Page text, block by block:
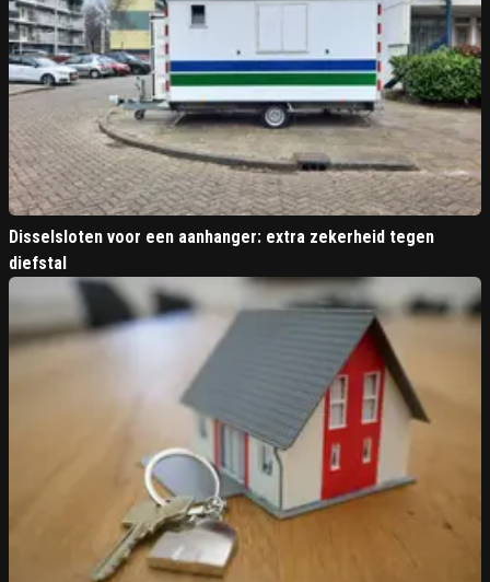
Disselsloten voor een aanhanger: extra zekerheid tegen
diefstal